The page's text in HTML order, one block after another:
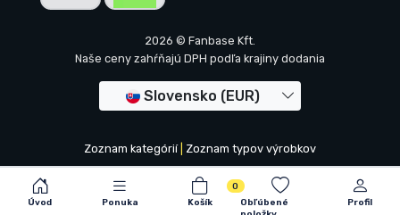
Úvod Ponuka Košík
0
Obľúbené
Profil
2026 © Fanbase Kft.
Naše ceny zahŕňajú DPH podľa krajiny dodania
Slovensko (EUR)
Zoznam kategórií| Zoznam typov výrobkov